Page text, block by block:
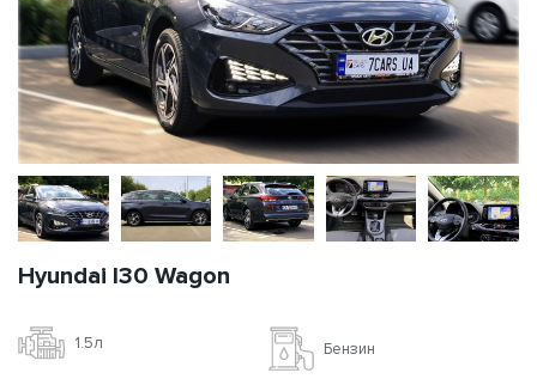
Hyundai I30 Wagon
1.5л Бензин